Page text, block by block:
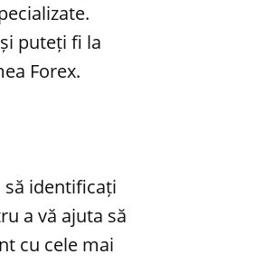
puteți fi la
Forex.
identificați
a vă ajuta să
cu cele mai